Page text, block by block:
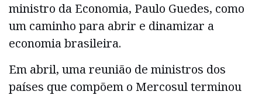
ministro da Economia, Paulo Guedes, como
um caminho para abrir e dinamizar a
economia brasileira.
Em abril, uma reunião de ministros dos
países que compõem o Mercosul terminou